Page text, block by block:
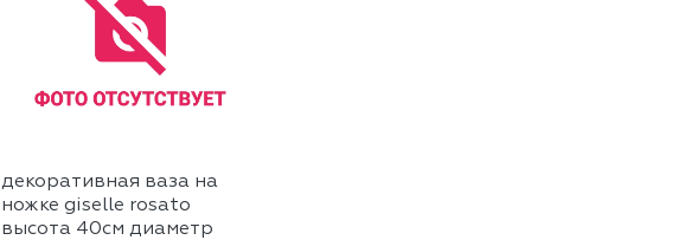
декоративная ваза на
ножке giselle rosato
высота 40см диаметр